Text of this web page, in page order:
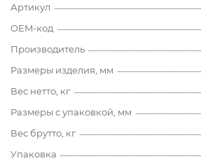
Артикул
OEM-код
Производитель
Размеры изделия, мм
Вес нетто, кг
Размеры с упаковкой, мм
Вес брутто, кг
Упаковка